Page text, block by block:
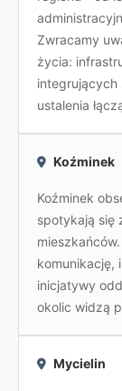
Zwracamy
życia:
integrujących
ustalenia
Koźminek
Koźminek
spotykają się
komunikację,
inicjatywy
okolic widzą
Mycielin